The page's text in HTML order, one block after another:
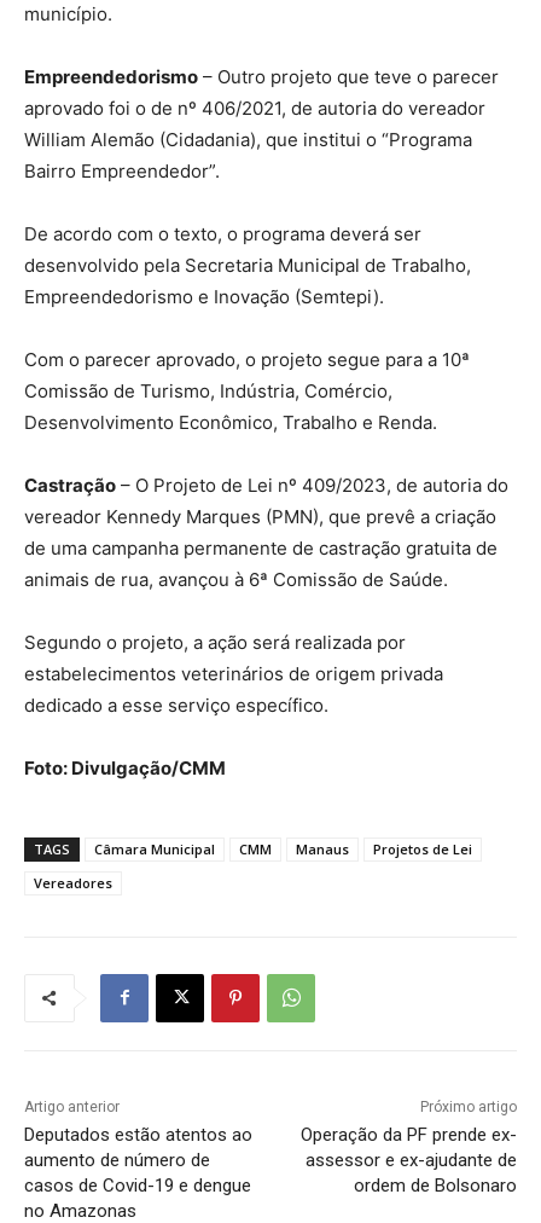
município.
Empreendedorismo – Outro projeto que teve o parecer
aprovado foi o de nº 406/2021, de autoria do vereador
William Alemão (Cidadania), que institui o “Programa
Bairro Empreendedor”.
De acordo com o texto, o programa deverá ser
desenvolvido pela Secretaria Municipal de Trabalho,
Empreendedorismo e Inovação (Semtepi).
Com o parecer aprovado, o projeto segue para a 10ª
Comissão de Turismo, Indústria, Comércio,
Desenvolvimento Econômico, Trabalho e Renda.
Castração – O Projeto de Lei nº 409/2023, de autoria do
vereador Kennedy Marques (PMN), que prevê a criação
de uma campanha permanente de castração gratuita de
animais de rua, avançou à 6ª Comissão de Saúde.
Segundo o projeto, a ação será realizada por
estabelecimentos veterinários de origem privada
dedicado a esse serviço específico.
Foto: Divulgação/CMM
TAGS Câmara Municipal CMM Manaus
Projetos de Lei
Vereadores
Artigo anterior
Deputados estão atentos ao
aumento de número de
casos de Covid-19 e dengue
no Amazonas
Próximo artigo
Operação da PF prende ex-
assessor e ex-ajudante de
ordem de Bolsonaro